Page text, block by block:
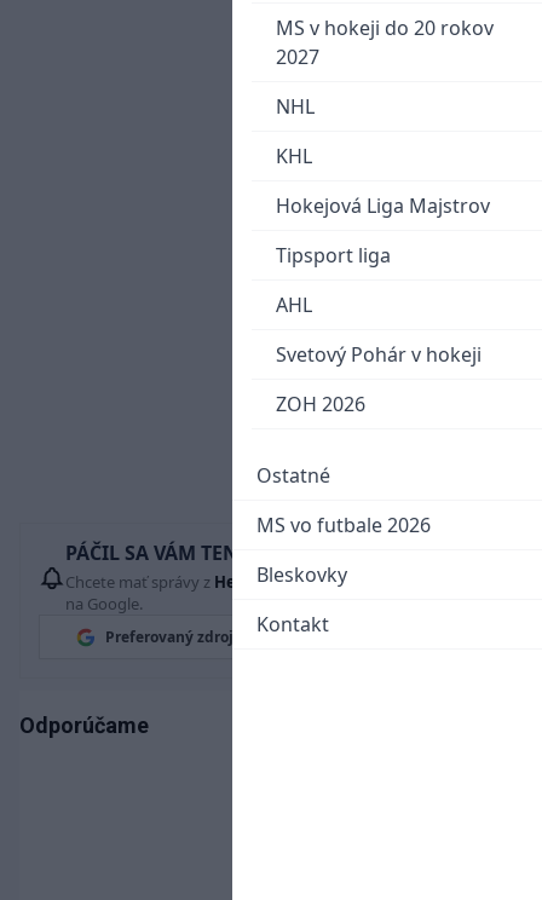
MS v hokeji do 20 rokov
2027
NHL
KHL
Hokejová Liga Majstrov
Tipsport liga
AHL
Svetový Pohár v hokeji
ZOH 2026
Ostatné
MS vo futbale 2026
Bleskovky
Kontakt
PÁČIL SA VÁM TENTO ČLÁNOK?
Chcete mať správy z Hetrik.skvždy ako prví? Pridajte si nás
na Google.
Preferovaný zdroj
Odporúčame